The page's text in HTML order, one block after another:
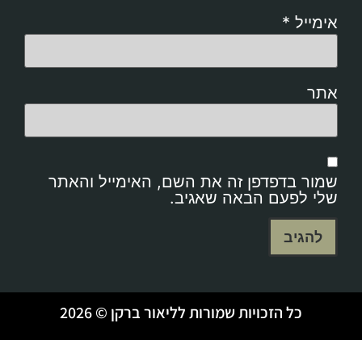
אימייל *
אתר
שמור בדפדפן זה את השם, האימייל והאתר
שלי לפעם הבאה שאגיב.
כל הזכויות שמורות לליאור ברקן © 2026